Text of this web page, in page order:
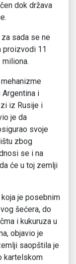
dok država
sada se ne
proizvodi 11
Argentina i
iz Rusije i
je da
svoje
zbog
se i na
će u toj zemlji
koja je posebnim
šećera, do
i kukuruza u
objavio je
saopštila je
kartelskom